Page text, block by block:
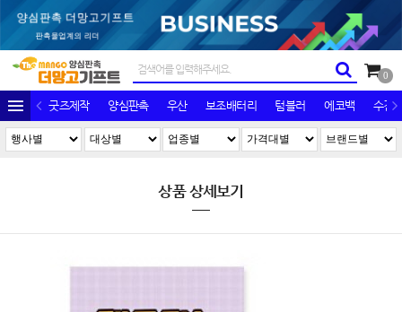
0
굿즈제작 양심판촉 우산 보조배터리 텀블러 에코백 수건/
상품 상세보기